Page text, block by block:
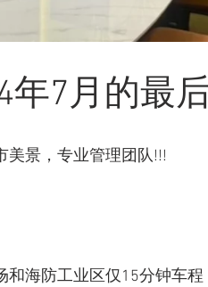
年7月的最
美景，专业管理团队!!!
和海防工业区仅15分钟车程